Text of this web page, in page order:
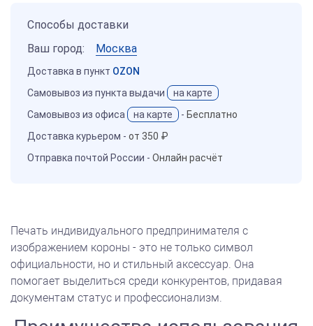
Способы доставки
Ваш город:
Москва
Доставка в пункт OZON
Самовывоз из пункта выдачи
на карте
Самовывоз из офиса
на карте - Бесплатно
Доставка курьером - от 350 ₽
Отправка почтой России - Онлайн расчёт
Печать индивидуального предпринимателя с
изображением короны - это не только символ
официальности, но и стильный аксессуар. Она
помогает выделиться среди конкурентов, придавая
документам статус и профессионализм.